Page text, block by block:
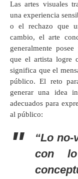
Las artes visuales
una experiencia
o el rechazo que
cambio, el arte
generalmente
que el artista logre
significa que el
público. El reto
generar una idea
adecuados para
al público:
“Lo
con